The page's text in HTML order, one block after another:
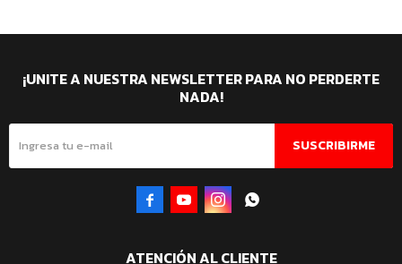
ATENCIÓN AL CLIENTE
¡UNITE A NUESTRA NEWSLETTER PARA NO PERDERTE
NADA!
SUSCRIBIRME
   